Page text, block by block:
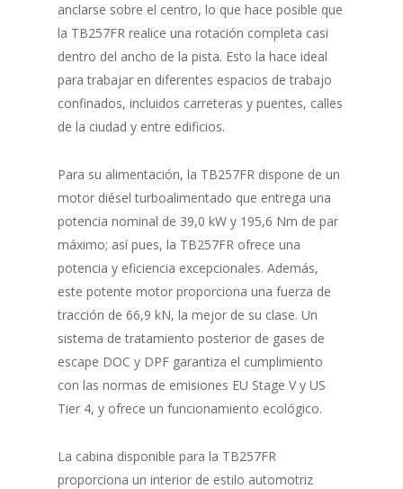
anclarse sobre el centro, lo que hace posible que
la TB257FR realice una rotación completa casi
dentro del ancho de la pista. Esto la hace ideal
para trabajar en diferentes espacios de trabajo
confinados, incluidos carreteras y puentes, calles
de la ciudad y entre edificios.
Para su alimentación, la TB257FR dispone de un
motor diésel turboalimentado que entrega una
potencia nominal de 39,0 kW y 195,6 Nm de par
máximo; así pues, la TB257FR ofrece una
potencia y eficiencia excepcionales. Además,
este potente motor proporciona una fuerza de
tracción de 66,9 kN, la mejor de su clase. Un
sistema de tratamiento posterior de gases de
escape DOC y DPF garantiza el cumplimiento
con las normas de emisiones EU Stage V y US
Tier 4, y ofrece un funcionamiento ecológico.
La cabina disponible para la TB257FR
proporciona un interior de estilo automotriz